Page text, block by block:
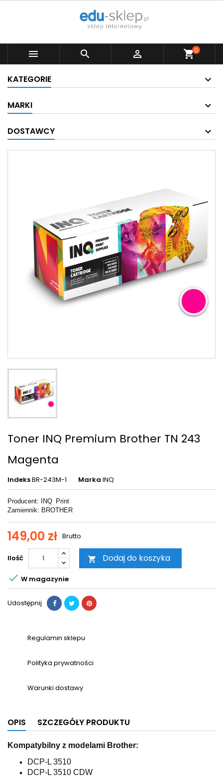
   shopping_cart0
KATEGORIE
MARKI
DOSTAWCY
Toner INQ Premium Brother TN 243
Magenta
IndeksBR-243M-1 Marka INQ
Producent: INQ Print
Zamiennik: BROTHER
149,00 zł Brutto
Ilość  Dodaj do koszyka
 W magazynie
Udostępnij
Regulamin sklepu
Polityka prywatności
Warunki dostawy
OPIS SZCZEGÓŁY PRODUKTU
Kompatybilny z modelami Brother:
DCP-L 3510
DCP-L 3510 CDW